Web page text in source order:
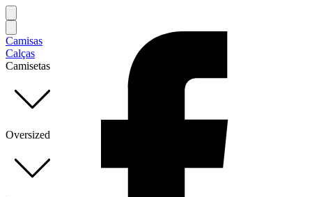
Camisas
Calças
Camisetas
Oversized